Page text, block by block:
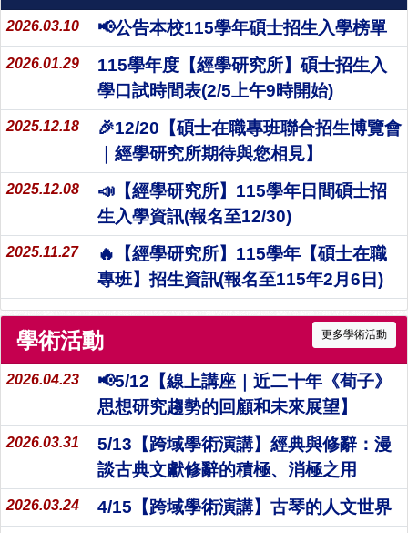
2026.03.10 📢公告本校115學年碩士招生入學榜單
2026.01.29
115學年度【經學研究所】碩士招生入
學口試時間表(2/5上午9時開始)
2025.12.18
🎉12/20【碩士在職專班聯合招生博覽會
｜經學研究所期待與您相見】
2025.12.08
📣【經學研究所】115學年日間碩士招
生入學資訊(報名至12/30)
2025.11.27
🔥【經學研究所】115學年【碩士在職
專班】招生資訊(報名至115年2月6日)
學術活動 更多學術活動
2026.04.23
📢5/12【線上講座｜近二十年《荀子》
思想研究趨勢的回顧和未來展望】
2026.03.31
5/13【跨域學術演講】經典與修辭：漫
談古典文獻修辭的積極、消極之用
2026.03.24 4/15【跨域學術演講】古琴的人文世界